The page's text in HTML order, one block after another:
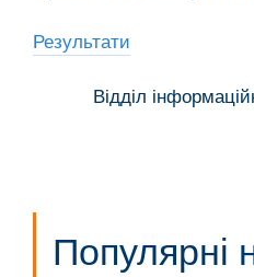
Результати
Відділ
Популярні